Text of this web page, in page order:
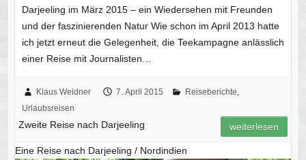
Darjeeling im März 2015 – ein Wiedersehen mit Freunden
und der faszinierenden Natur Wie schon im April 2013 hatte
ich jetzt erneut die Gelegenheit, die Teekampagne anlässlich
einer Reise mit Journalisten…
Klaus Weidner 7. April 2015 Reiseberichte,
Urlaubsreisen
Zweite Reise nach Darjeeling weiterlesen
Eine Reise nach Darjeeling / Nordindien